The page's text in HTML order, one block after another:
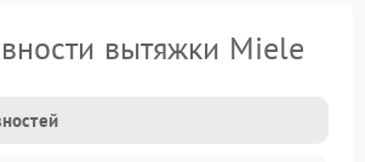
вытяжки Miele